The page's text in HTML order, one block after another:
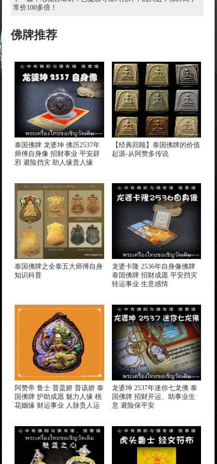
常价100多倍！
佛牌推荐
泰国佛牌 龙婆坤 佛历2537年
师傅自身像 招财事业 平安辟
邪 避险挡灾 助人缘贵人缘
【经典回顾】泰国佛牌的价值
起源-从阿赞多传说
泰国佛牌之全泰五大师傅自身
知识科普
龙婆卡隆 2536年自身像佛牌
泰国佛牌 招财成愿 平安挡灾
转运事业 生意感情
阿赞帝 鲁士 普盖娇 普该娇 泰
国佛牌 护助成愿 魅力人缘 桃
花姻缘 财运事业 人脉贵人运
龙婆坤 2537年迷你七龙佛 泰
国佛牌 招财开运、助事业生
意 避险保平安